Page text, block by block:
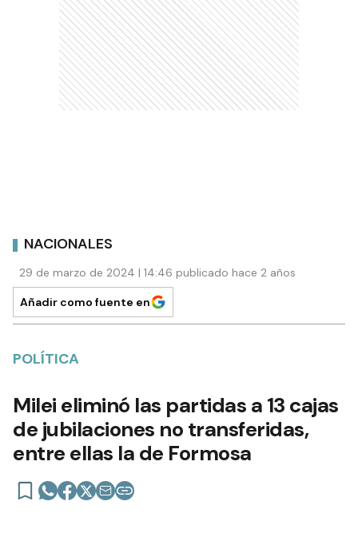
NACIONALES
29 de marzo de 2024 | 14:46 publicado hace 2 años
Añadir como fuente en
POLÍTICA
Milei eliminó las partidas a 13 cajas
de jubilaciones no transferidas,
entre ellas la de Formosa